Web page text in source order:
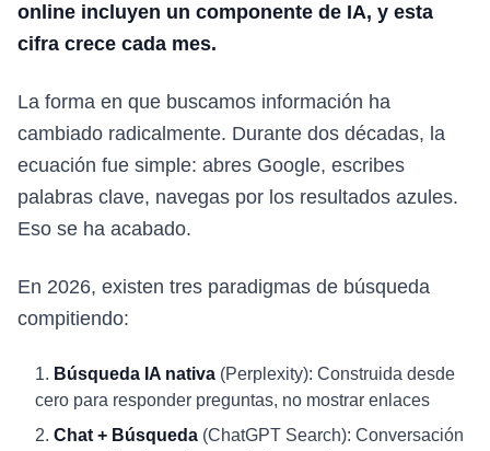
online incluyen un componente de IA, y esta
cifra crece cada mes.
La forma en que buscamos información ha
cambiado radicalmente. Durante dos décadas, la
ecuación fue simple: abres Google, escribes
palabras clave, navegas por los resultados azules.
Eso se ha acabado.
En 2026, existen tres paradigmas de búsqueda
compitiendo:
Búsqueda IA nativa (Perplexity): Construida desde
cero para responder preguntas, no mostrar enlaces
Chat + Búsqueda (ChatGPT Search): Conversación